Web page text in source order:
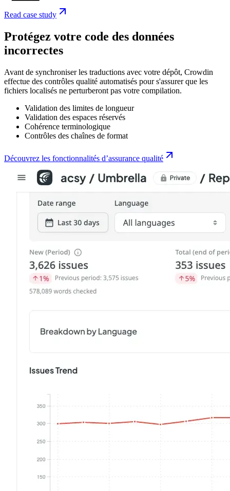
Read case study
Protégez votre code des données
incorrectes
Avant de synchroniser les traductions avec votre dépôt, Crowdin
effectue des contrôles qualité automatisés pour s'assurer que les
fichiers localisés ne perturberont pas votre compilation.
Validation des limites de longueur
Validation des espaces réservés
Cohérence terminologique
Contrôles des chaînes de format
Découvrez les fonctionnalités d’assurance qualité